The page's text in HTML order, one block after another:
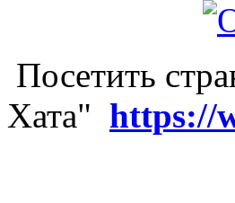
Посетить
Хата" https://